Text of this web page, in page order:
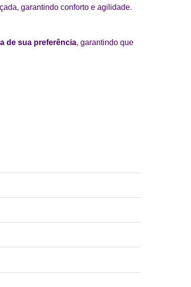
garantindo conforto e agilidade.
de sua preferência, garantindo que